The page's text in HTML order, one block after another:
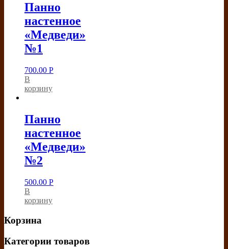
Панно
настенное
«Медведи»
№1
700.00 Р
В
корзину
Панно
настенное
«Медведи»
№2
500.00 Р
В
корзину
Корзина
Категории товаров